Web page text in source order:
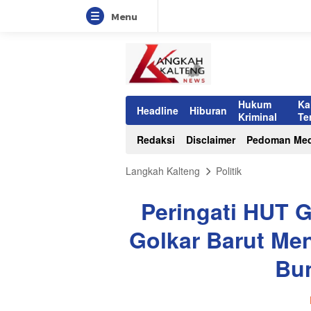
Menu
Headline Hiburan
Hukum
Kriminal
Redaksi
Disclaimer Pedoman
Langkah Kalteng Politik
Peringati HUT
Golkar Barut